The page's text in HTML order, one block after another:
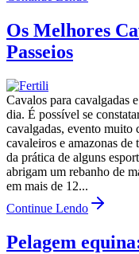
Os Melhores
Passeios
Cavalos para cavalgadas
dia. É possível se
cavalgadas, evento muito
cavaleiros e amazonas de
da prática de alguns
abrigam um rebanho de
em mais de 12...
Continue Lendo
Pelagem